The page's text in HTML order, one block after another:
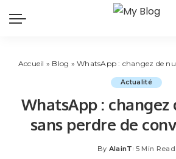
Accueil » Blog »WhatsApp : changez de numéro
Actualité
WhatsApp : changez
sans perdre de
Posted
By AlainT 5 Min Read